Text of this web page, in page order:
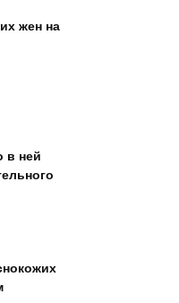
жен на
в ней